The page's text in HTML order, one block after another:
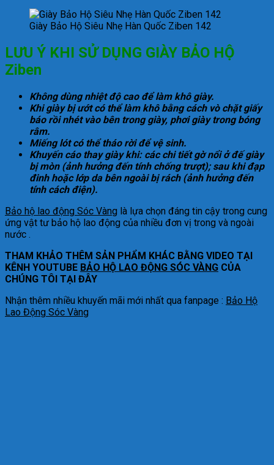
Giày Bảo Hộ Siêu Nhẹ Hàn Quốc Ziben 142
LƯU Ý KHI SỬ DỤNG GIÀY BẢO HỘ
Ziben
Không dùng nhiệt độ cao để làm khô giày.
Khi giày bị ướt có thể làm khô bằng cách vò chặt giấy
báo rồi nhét vào bên trong giày, phơi giày trong bóng
râm.
Miếng lót có thể tháo rời để vệ sinh.
Khuyến cáo thay giày khi: các chi tiết gờ nổi ở đế giày
bị mòn (ảnh hưởng đến tính chống trượt); sau khi đạp
đinh hoặc lớp da bên ngoài bị rách (ảnh hưởng đến
tính cách điện).
Bảo hộ lao động Sóc Vàng là lựa chọn đáng tin cậy trong cung
ứng vật tư bảo hộ lao động của nhiều đơn vị trong và ngoài
nước .
THAM KHẢO THÊM SẢN PHẨM KHÁC BẰNG VIDEO TẠI
KÊNH YOUTUBE BẢO HỘ LAO ĐỘNG SÓC VÀNG CỦA
CHÚNG TÔI TẠI ĐÂY
Nhận thêm nhiều khuyến mãi mới nhất qua fanpage : Bảo Hộ
Lao Động Sóc Vàng